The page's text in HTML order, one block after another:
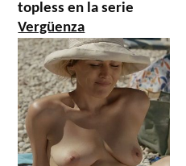
topless en la serie
Vergüenza